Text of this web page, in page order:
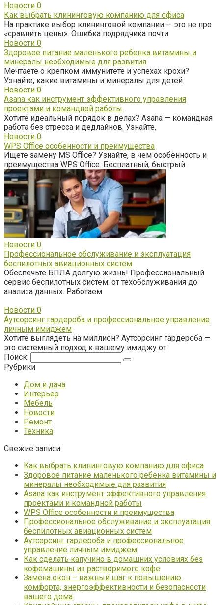
Новости 0
Как выбрать клининговую компанию для офиса
На практике выбор клининговой компании — это не про
«сравнить цены». Ошибка подрядчика почти
Новости 0
Здоровое питание маленького ребенка витамины и
минералы необходимые для развития
Мечтаете о крепком иммунитете и успехах крохи?
Узнайте, какие витамины и минералы для детей
Новости 0
Asana как инструмент эффективного управления
проектами и командной работы
Хотите идеальный порядок в делах? Asana — командная
работа без стресса и дедлайнов. Узнайте,
Новости 0
WPS Office особенности и преимущества
Ищете замену MS Office? Узнайте, в чем особенность и
преимущества WPS Office. Бесплатный, быстрый
Новости 0
Профессиональное обслуживание и эксплуатация
беспилотных авиационных систем
Обеспечьте БПЛА долгую жизнь! Профессиональный
сервис беспилотных систем: от техобслуживания до
анализа данных. Работаем
Новости 0
Аутсорсинг гардероба и профессиональное управление
личным имиджем
Хотите выглядеть на миллион? Аутсорсинг гардероба —
это системный подход к вашему имиджу от
Поиск:
Рубрики
Дом и дача
Интерьер
Мебель
Новости
Ремонт
Техника
Свежие записи
Как выбрать клининговую компанию для офиса
Здоровое питание маленького ребенка витамины и
минералы необходимые для развития
Asana как инструмент эффективного управления
проектами и командной работы
WPS Office особенности и преимущества
Профессиональное обслуживание и эксплуатация
беспилотных авиационных систем
Аутсорсинг гардероба и профессиональное
управление личным имиджем
Как сделать капучино в домашних условиях без
кофемашины из растворимого кофе
Замена окон – важный шаг к повышению
комфорта, энергоэффективности и безопасности
вашего дома